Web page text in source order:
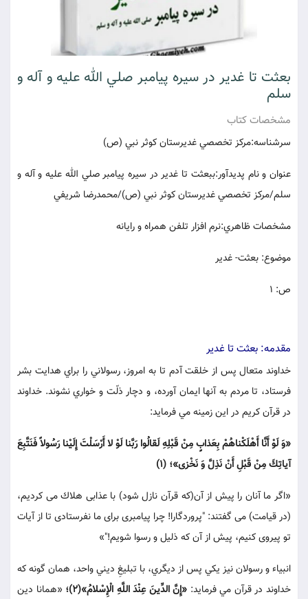
بعثت تا غدير در سيره پيامبر صلي الله عليه و آله و
سلم
مشخصات كتاب
سرشناسه:مركز تخصصي غديرستان كوثر نبي (ص)
عنوان و نام پديدآور:ببعثت تا غدير در سيره پيامبر صلي الله عليه و آله و
سلم/مركز تخصصي غديرستان كوثر نبي (ص)/محمدرضا شريفي
مشخصات ظاهري:نرم افزار تلفن همراه و رايانه
موضوع: بعثت- غدير
ص: 1
مقدمه: بعثت تا غدير
خداوند متعال پس از خلقت آدم تا به امروز، رسولاني را براي هدايت بشر
فرستاد، تا مردم به آنها ايمان آورده، و دچار ذلّت و خواري نشوند. خداوند
در قرآن كريم در اين زمينه مي فرمايد:
«وَ لَوْ أَنَّا أَهْلَكْناهُمْ بِعَذابٍ مِنْ قَبْلِهِ لَقالُوا رَبَّنا لَوْ لا أَرْسَلْتَ إِلَيْنا رَسُولاً فَنَتَّبِعَ
آياتِكَ مِنْ قَبْلِ أَنْ نَذِلَّ وَ نَخْزى»؛ (1)
«اگر ما آنان را پيش از آن(كه قرآن نازل شود) با عذابى هلاك مى كرديم،
(در قيامت) مى گفتند: "پروردگارا! چرا پيامبرى براى ما نفرستادى تا از آيات
تو پيروى كنيم، پيش از آن كه ذليل و رسوا شويم!"»
انبياء و رسولان نيز يكي پس از ديگري، با تبليغِ ديني واحد، همان گونه كه
خداوند در قرآن مي فرمايد: «إِنَّ الدِّينَ عِنْدَ اللَّهِ الْإِسْلامُ»(2)؛
«همانا دين